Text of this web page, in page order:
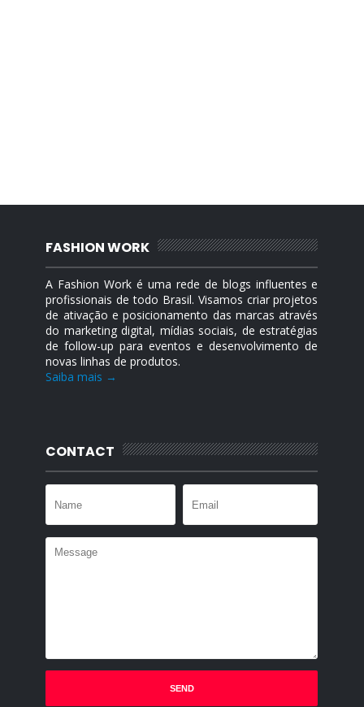
FASHION WORK
A Fashion Work é uma rede de blogs influentes e
profissionais de todo Brasil. Visamos criar projetos
de ativação e posicionamento das marcas através
do marketing digital, mídias sociais, de estratégias
de follow-up para eventos e desenvolvimento de
novas linhas de produtos.
Saiba mais →
CONTACT